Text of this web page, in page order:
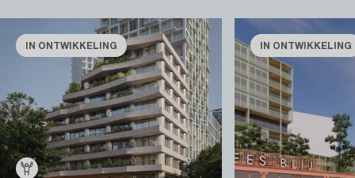
IN ONTWIKKELING IN ONTWIKKELING